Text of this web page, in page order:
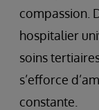
compassion.
hospitalier
soins
s’efforce
constante.